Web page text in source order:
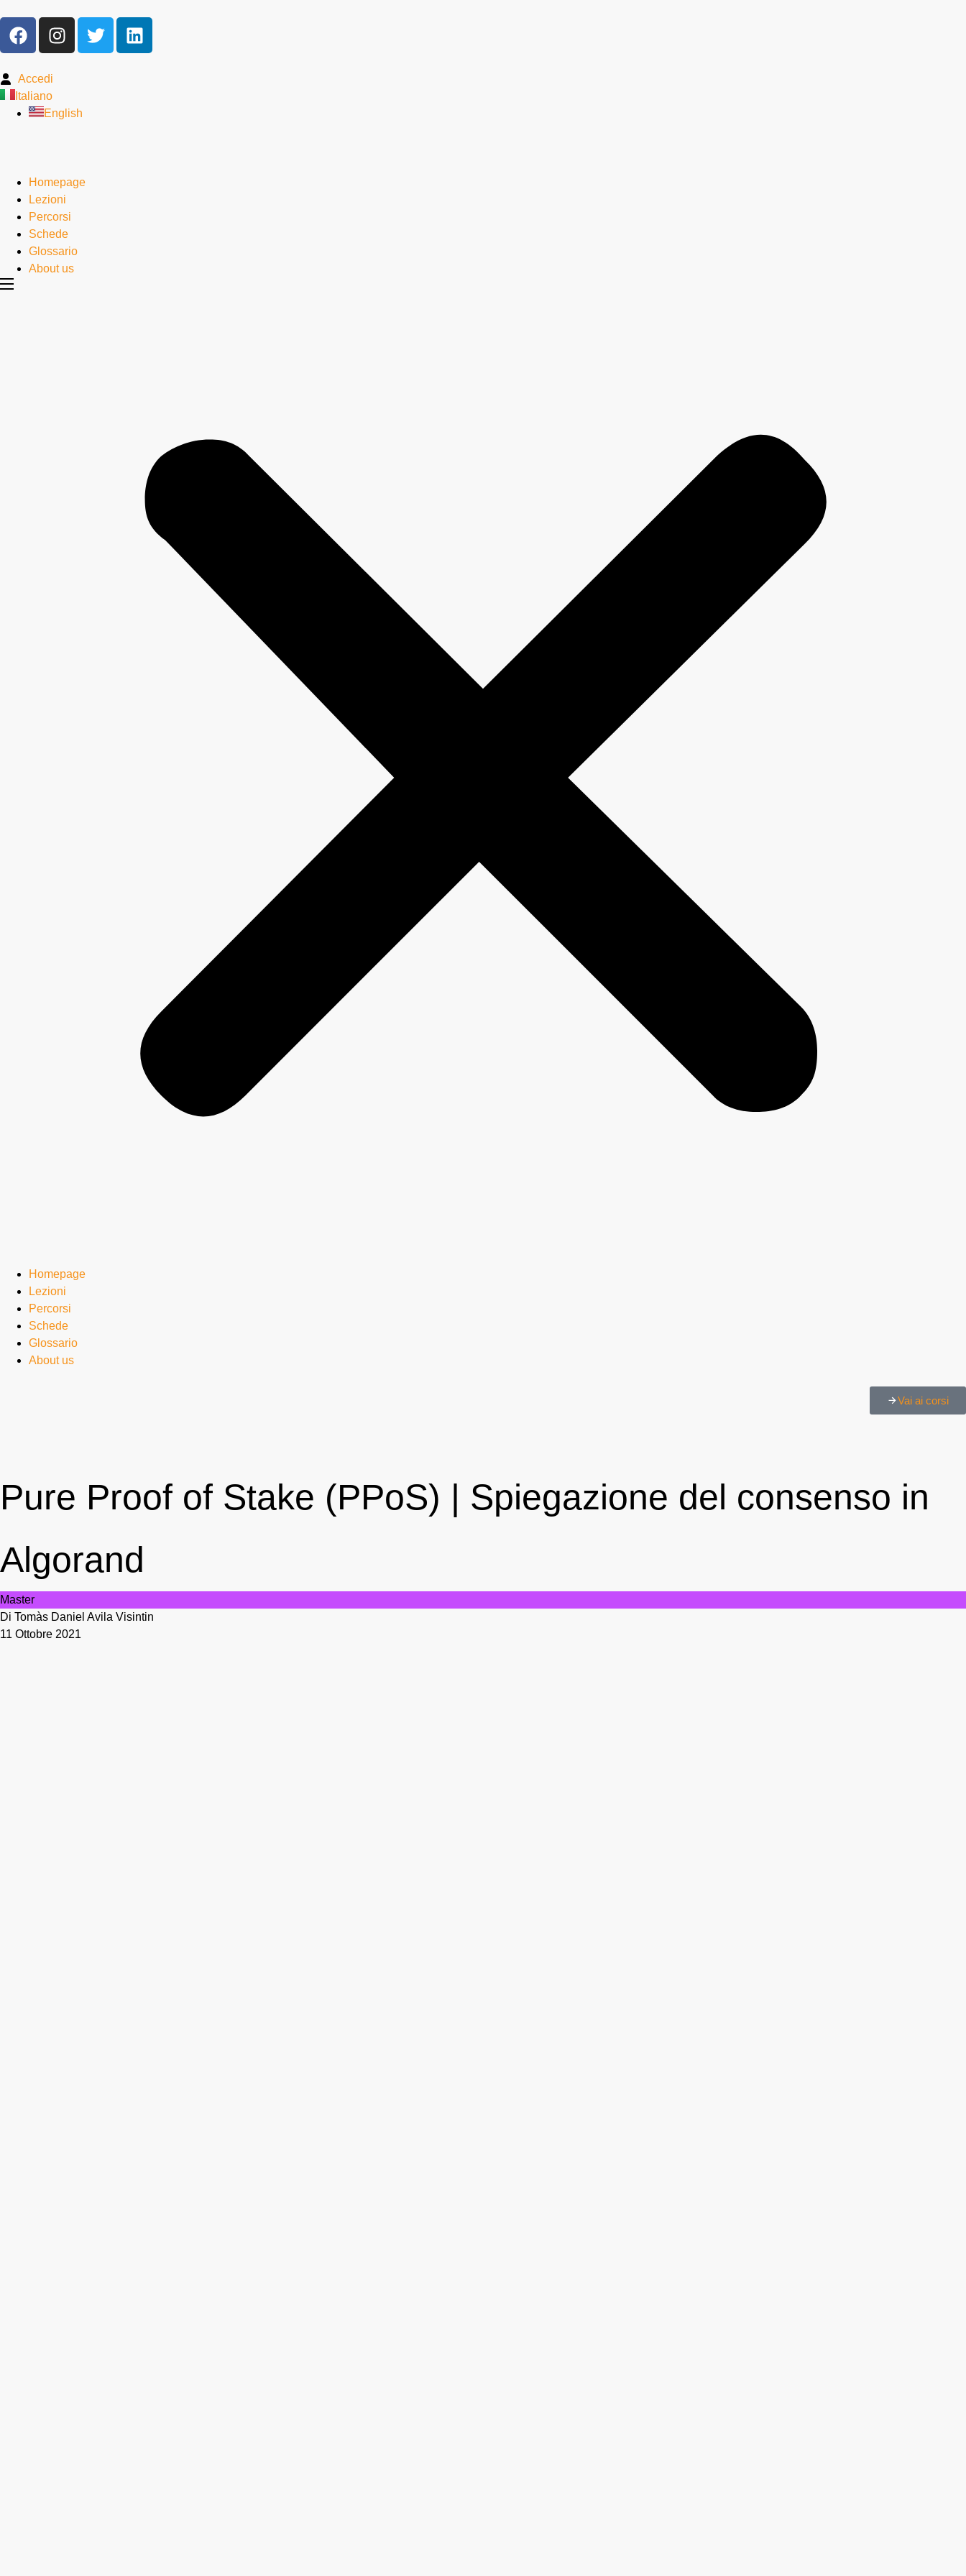
Accedi
Italiano
English
Homepage
Lezioni
Percorsi
Schede
Glossario
About us
Homepage
Lezioni
Percorsi
Schede
Glossario
About us
Vai ai corsi
Pure Proof of Stake (PPoS) | Spiegazione del consenso in
Algorand
Master
Di Tomàs Daniel Avila Visintin
11 Ottobre 2021